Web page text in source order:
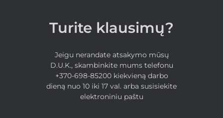
Turite klausimų?
Jeigu nerandate atsakymo mūsų
D.U.K., skambinkite mums telefonu
+370-698-85200 kiekvieną darbo
dieną nuo 10 iki 17 val. arba susisiekite
elektroniniu paštu